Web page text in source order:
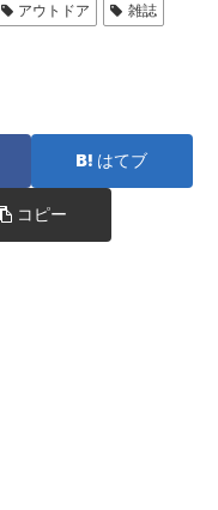
アウトドア
雑誌
はてブ
コピー